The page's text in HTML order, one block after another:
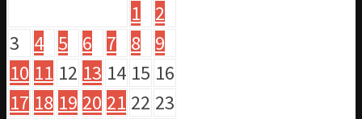
1
2
3
4 5 6 7 8
9
10 11 12 13 14 15 16
17 18 19 20 21 22 23